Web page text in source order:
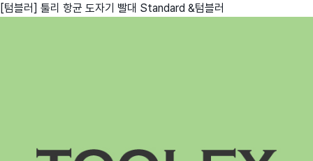
[텀블러] 툴리 항균 도자기 빨대 Standard &텀블러